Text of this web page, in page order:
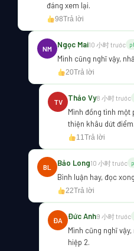
đáng xem lại.
98Trả lời
NM Ngọc Mai10 小时 trước
Mình cũng nghĩ vậy,
20Trả lời
TV Thảo Vy8 小时 trước
Mình đồng tình một
thiện khâu dứt điểm.
11Trả lời
BL Bảo Long10 小时 trước
Bình luận hay, đọc
22Trả lời
ĐA Đức Anh9 小时 trước
Mình cũng nghĩ
hiệp 2.